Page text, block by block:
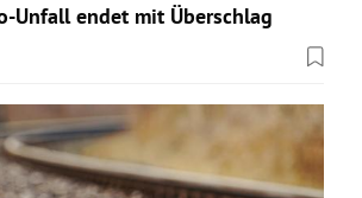
Unfall endet mit Überschlag